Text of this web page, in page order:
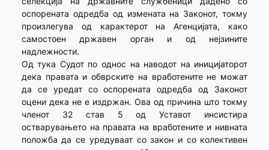
оспорената одредба од измената на Законот, токму
произлегува од карактерот на Агенцијата, како
самостоен државен орган и од нејзините
надлежности.
Од тука Судот по однос на наводот на иницијаторот
дека правата и обврските на вработените не можат
да се уредат со оспорената одредба од Законот
оцени дека не е издржан. Ова од причина што токму
членот 32 став 5 од Уставот инсистира
остварувањето на правата на вработените и нивната
положба да се уредуваат со закон и со колективен